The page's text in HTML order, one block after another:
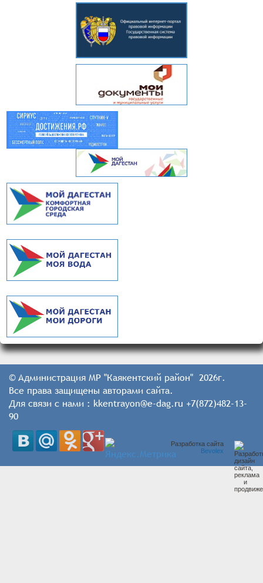
© Администрация МР "Каякентский район" 2026г.
Все права защищены авторами сайта.
Для связи с нами : kkentrayon@e-dag.ru +7(872)482-13-
90
Разработка сайта
Bevolex